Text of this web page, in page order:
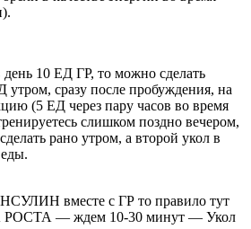
10 ЕД ГР, то можно сделать
сразу после пробуждения, на
(5 ЕД через пару часов во время
слишком поздно вечером,
рано утром, а второй укол в
вместе с ГР то правило тут
РОСТА — ждем 10-30 минут — Укол